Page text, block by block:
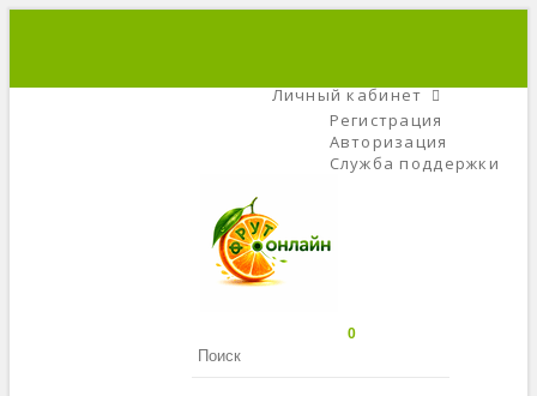
Личный кабинет
Регистрация
Авторизация
Служба поддержки
0